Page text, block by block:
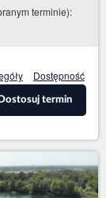
terminie):
Dostępność
Dostosuj termin